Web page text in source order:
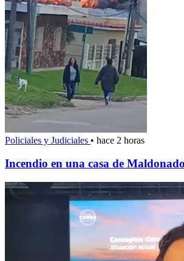
Policiales y Judiciales • hace 2 horas
Incendio en una casa de Maldonado